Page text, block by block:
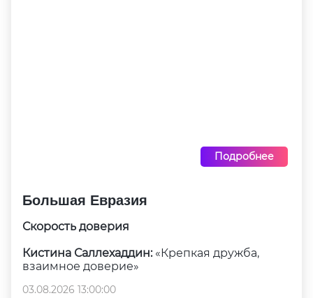
Подробнее
Большая Евразия
Скорость доверия
Кистина Саллехаддин:«Крепкая дружба,
взаимное доверие»
03.08.2026 13:00:00